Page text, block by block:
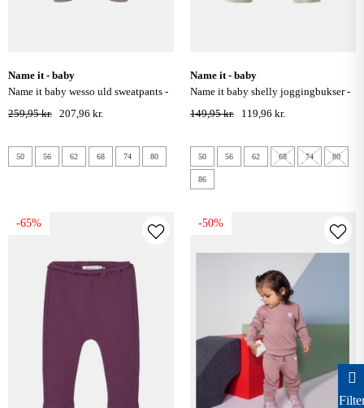
name it - baby
name it baby wesso uld sweatpants -
purple dove
259,95 kr. 207,96 kr.
50 56 62 68 74 80
name it - baby
name it baby shelly joggingbukser -
peyote melange
149,95 kr. 119,96 kr.
50 56 62 68 74 80
86
-65% -50%